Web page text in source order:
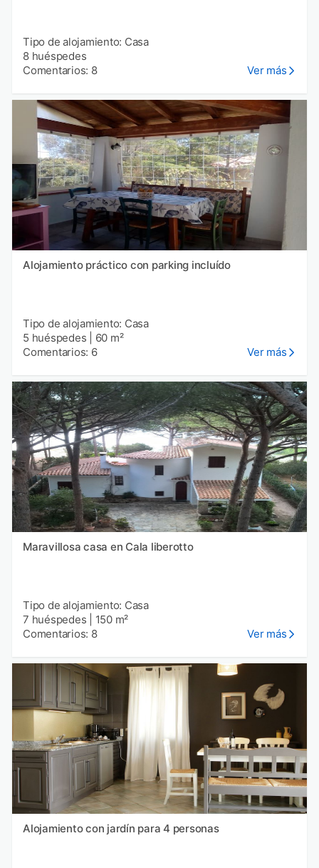
Tipo de alojamiento: Casa
8 huéspedes
Comentarios: 8
Ver más
Alojamiento práctico con parking incluído
Tipo de alojamiento: Casa
5 huéspedes
60 m²
Comentarios: 6
Ver más
Maravillosa casa en Cala liberotto
Tipo de alojamiento: Casa
7 huéspedes
150 m²
Comentarios: 8
Ver más
Alojamiento con jardín para 4 personas